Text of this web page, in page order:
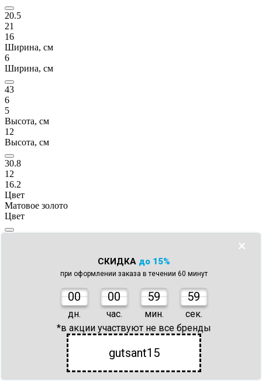
20.5
21
16
Ширина, см
6
Ширина, см
43
6
5
Высота, см
12
Высота, см
30.8
12
16.2
Цвет
Матовое золото
Цвет
Вращение излива
Вращение излива
Фиксированный
Длина излива, см
Длина излива, см
СКИДКА до 15%
при оформлении заказа в течении 60 минут
00
дн.
00
час.
59
мин.
59
сек.
*в акции участвуют не все бренды
gutsant15
×